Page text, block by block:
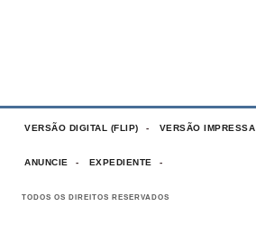
VERSÃO DIGITAL (FLIP) VERSÃO IMPRESSA
ANUNCIE EXPEDIENTE
TODOS OS DIREITOS RESERVADOS